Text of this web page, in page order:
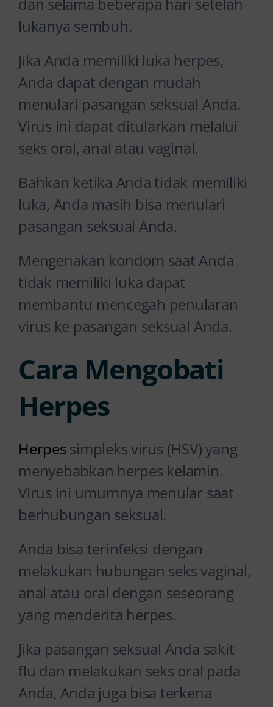
lukanya sembuh.
Jika Anda memiliki luka herpes,
Anda dapat dengan mudah
menulari pasangan seksual Anda.
Virus ini dapat ditularkan melalui
seks oral, anal atau vaginal.
Bahkan ketika Anda tidak memiliki
luka, Anda masih bisa menulari
pasangan seksual Anda.
Mengenakan kondom saat Anda
tidak memiliki luka dapat
membantu mencegah penularan
virus ke pasangan seksual Anda.
Cara Mengobati
Herpes
Herpessimpleks virus (HSV) yang
menyebabkan herpes kelamin.
Virus ini umumnya menular saat
berhubungan seksual.
Anda bisa terinfeksi dengan
melakukan hubungan seks vaginal,
anal atau oral dengan seseorang
yang menderita herpes.
Jika pasangan seksual Anda sakit
flu dan melakukan seks oral pada
Anda, Anda juga bisa terkena